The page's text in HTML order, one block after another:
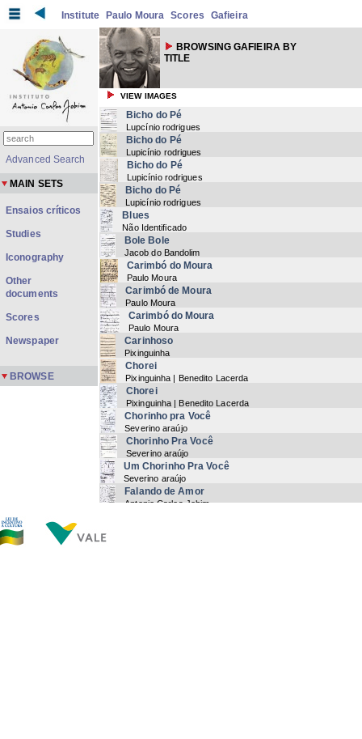
Institute Paulo Moura Scores Gafieira
BROWSING GAFIEIRA BY
TITLE
VIEW IMAGES
Bicho do Pé
Lupcínio rodrigues
Bicho do Pé
Lupicínio rodrigues
Bicho do Pé
Lupicínio rodrigues
Bicho do Pé
Lupicínio rodrigues
Blues
Não Identificado
Bole Bole
Jacob do Bandolim
Carimbó do Moura
Paulo Moura
Carimbó de Moura
Paulo Moura
Carimbó do Moura
Paulo Moura
Carinhoso
Pixinguinha
Chorei
Pixinguinha | Benedito Lacerda
Chorei
Pixinguinha | Benedito Lacerda
Chorinho pra Você
Severino araújo
Chorinho Pra Você
Severino araújo
Um Chorinho Pra Você
Severino araújo
Falando de Amor
Antonio Carlos Jobim
Advanced Search
MAIN SETS
Ensaios críticos
Studies
Iconography
Other
documents
Scores
Newspaper
BROWSE